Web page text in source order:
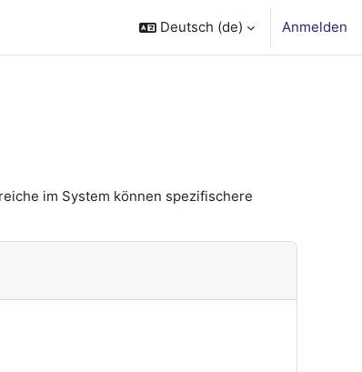
Deutsch ‎(de)‎ Anmelden
im System können spezifischere